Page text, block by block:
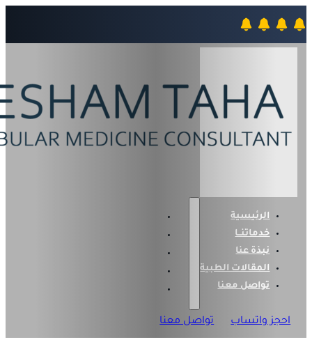
الرئيسية
خدماتنــا
نبذة عنا
المقالات الطبية
تواصل معنا
احجز واتساب تواصل معنا